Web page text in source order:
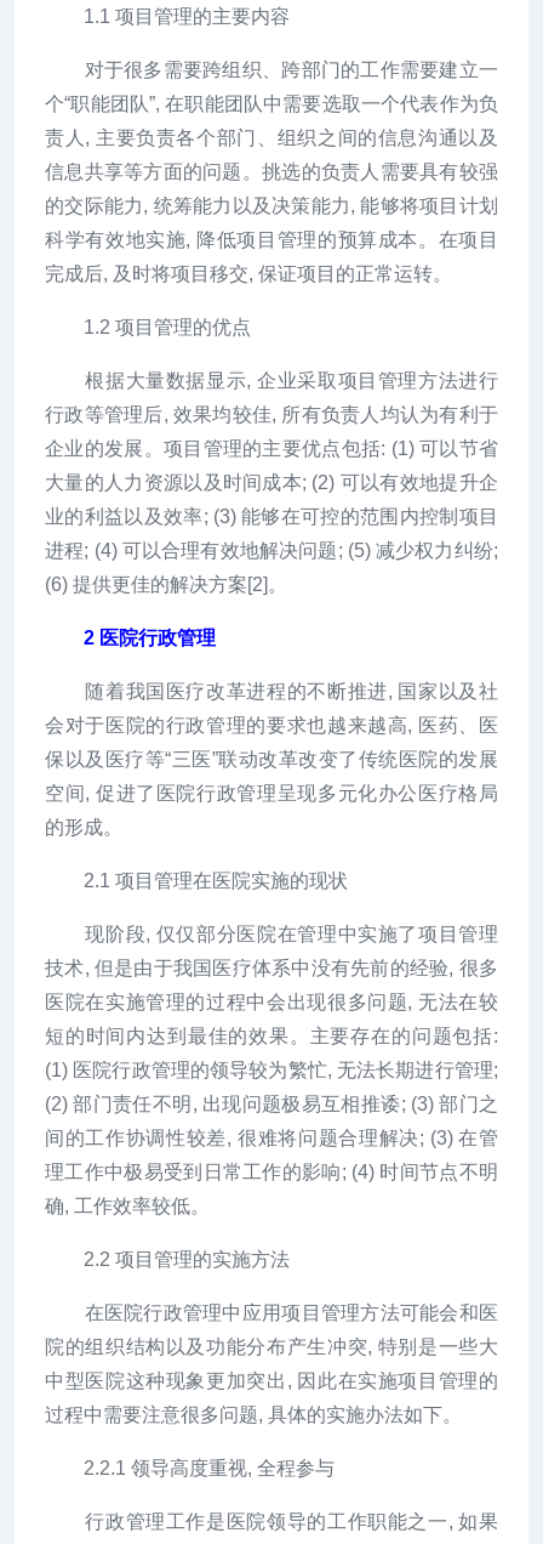
1.1 项目管理的主要内容
对于很多需要跨组织、跨部门的工作需要建立一
个“职能团队”, 在职能团队中需要选取一个代表作为负
责人, 主要负责各个部门、组织之间的信息沟通以及
信息共享等方面的问题。挑选的负责人需要具有较强
的交际能力, 统筹能力以及决策能力, 能够将项目计划
科学有效地实施, 降低项目管理的预算成本。在项目
完成后, 及时将项目移交, 保证项目的正常运转。
1.2 项目管理的优点
根据大量数据显示, 企业采取项目管理方法进行
行政等管理后, 效果均较佳, 所有负责人均认为有利于
企业的发展。项目管理的主要优点包括: (1) 可以节省
大量的人力资源以及时间成本; (2) 可以有效地提升企
业的利益以及效率; (3) 能够在可控的范围内控制项目
进程; (4) 可以合理有效地解决问题; (5) 减少权力纠纷;
(6) 提供更佳的解决方案[2]。
2 医院行政管理
随着我国医疗改革进程的不断推进, 国家以及社
会对于医院的行政管理的要求也越来越高, 医药、医
保以及医疗等“三医”联动改革改变了传统医院的发展
空间, 促进了医院行政管理呈现多元化办公医疗格局
的形成。
2.1 项目管理在医院实施的现状
现阶段, 仅仅部分医院在管理中实施了项目管理
技术, 但是由于我国医疗体系中没有先前的经验, 很多
医院在实施管理的过程中会出现很多问题, 无法在较
短的时间内达到最佳的效果。主要存在的问题包括:
(1) 医院行政管理的领导较为繁忙, 无法长期进行管理;
(2) 部门责任不明, 出现问题极易互相推诿; (3) 部门之
间的工作协调性较差, 很难将问题合理解决; (3) 在管
理工作中极易受到日常工作的影响; (4) 时间节点不明
确, 工作效率较低。
2.2 项目管理的实施方法
在医院行政管理中应用项目管理方法可能会和医
院的组织结构以及功能分布产生冲突, 特别是一些大
中型医院这种现象更加突出, 因此在实施项目管理的
过程中需要注意很多问题, 具体的实施办法如下。
2.2.1 领导高度重视, 全程参与
行政管理工作是医院领导的工作职能之一, 如果